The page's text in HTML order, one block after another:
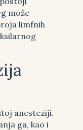
može
limfnih
anesteziji.
ga, kao i